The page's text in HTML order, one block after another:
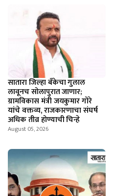
सातारा जिल्हा बँकेचा गुलाल
लावूनच सोलापुरात जाणार;
ग्रामविकास मंत्री जयकुमार गोरे
यांचे वक्तव्य, राजकारणाचा संघर्ष
अधिक तीव्र होण्याची चिन्हे
August 05, 2026